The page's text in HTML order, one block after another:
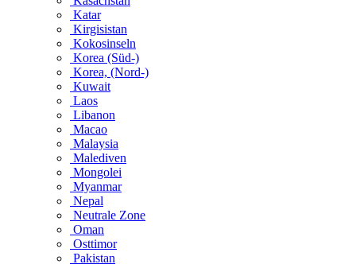
Katar
Kirgisistan
Kokosinseln
Korea (Süd-)
Korea, (Nord-)
Kuwait
Laos
Libanon
Macao
Malaysia
Malediven
Mongolei
Myanmar
Nepal
Neutrale Zone
Oman
Osttimor
Pakistan